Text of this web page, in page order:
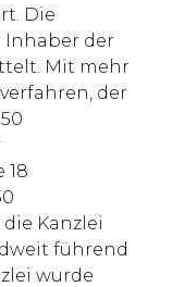
Die
der
Mit mehr
der
18
Kanzlei
führend
wurde